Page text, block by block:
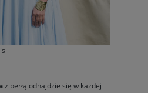
z perłą odnajdzie się w każdej